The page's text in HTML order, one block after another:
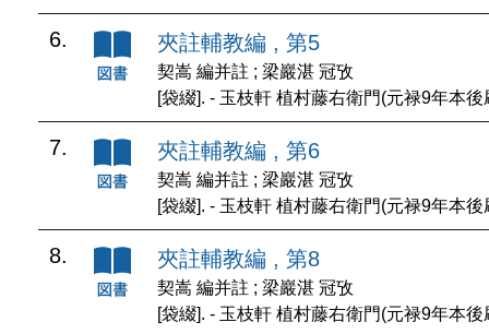
6. 夾註輔教編 , 第5
契嵩 編并註 ; 梁巖湛 冠攷
[袋綴]. - 玉枝軒 植村藤右衛門(元禄9年本後
7. 夾註輔教編 , 第6
契嵩 編并註 ; 梁巖湛 冠攷
[袋綴]. - 玉枝軒 植村藤右衛門(元禄9年本後
8. 夾註輔教編 , 第8
契嵩 編并註 ; 梁巖湛 冠攷
[袋綴]. - 玉枝軒 植村藤右衛門(元禄9年本後